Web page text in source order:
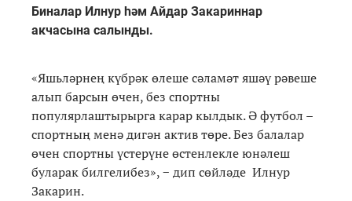
Биналар Илнур һәм Айдар Закариннар
акчасына салынды.
«Яшьләрнең күбрәк өлеше сәламәт яшәү рәвеше
алып барсын өчен, без спортны
популярлаштырырга карар кылдык. Ә футбол –
спортның менә дигән актив төре. Без балалар
өчен спортны үстерүне өстенлекле юнәлеш
буларак билгелибез», − дип сөйләде Илнур
Закарин.